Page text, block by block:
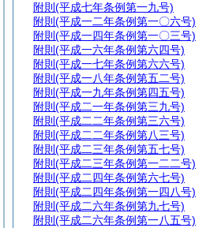
附則 (平成七年条例第一九号)
附則 (平成一二年条例第一〇六号)
附則 (平成一四年条例第一〇三号)
附則 (平成一六年条例第六四号)
附則 (平成一七年条例第六六号)
附則 (平成一八年条例第五二号)
附則 (平成一九年条例第四五号)
附則 (平成二一年条例第三九号)
附則 (平成二二年条例第三六号)
附則 (平成二二年条例第八三号)
附則 (平成二三年条例第五七号)
附則 (平成二三年条例第一二二号)
附則 (平成二四年条例第六七号)
附則 (平成二四年条例第一四八号)
附則 (平成二六年条例第九七号)
附則 (平成二六年条例第一八五号)